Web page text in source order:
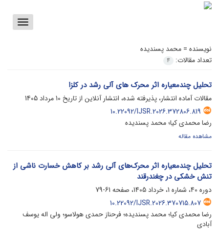
Toggle
نویسنده = محمد پسندیده
تعداد مقالات:
4
تحلیل چندمعیاره اثر محرک های آلی رشد در کلزا
مقالات آماده انتشار، پذیرفته شده، انتشار آنلاین از تاریخ 10 مرداد 1405
10.22092/IJSR.2026.372806.819
رضا محمدی کیا؛ محمد پسندیده
مشاهده مقاله
تحلیل چندمعیاره اثر محرک‌های آلی رشد بر کاهش خسارت ناشی از
تنش خشکی در چغندرقند
دوره 40، شماره 1، خرداد 1405، صفحه
61-79
10.22092/IJSR.2026.370715.807
رضا محمدی کیا؛ محمد پسندیده؛ فرحناز حمدی هولاسو؛ ولی اله یوسف
آبادی